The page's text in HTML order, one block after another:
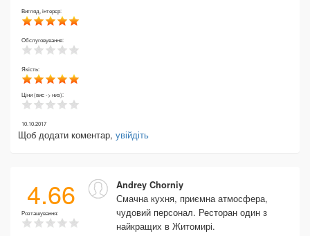
Вигляд, інтерєр:
Обслуговування:
Якість:
Ціни (вис -> низ):
10.10.2017
Щоб додати коментар, увійдіть
4.66
Розташування:
Andrey Chorniy
Смачна кухня, приємна атмосфера,
чудовий персонал. Ресторан один з
найкращих в Житомирі.